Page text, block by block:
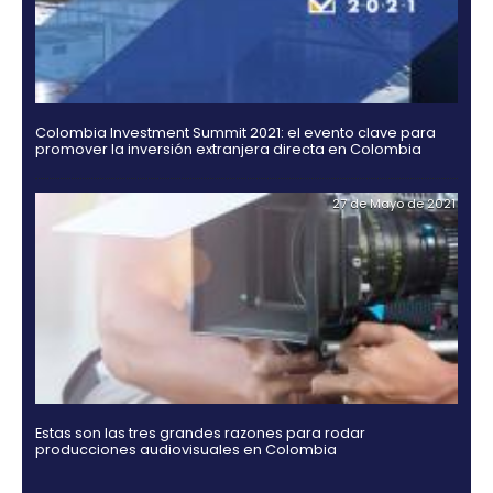
Rating agencies Moody's, Fitch and Standard &
ratify their confidence in Colombia
02 de